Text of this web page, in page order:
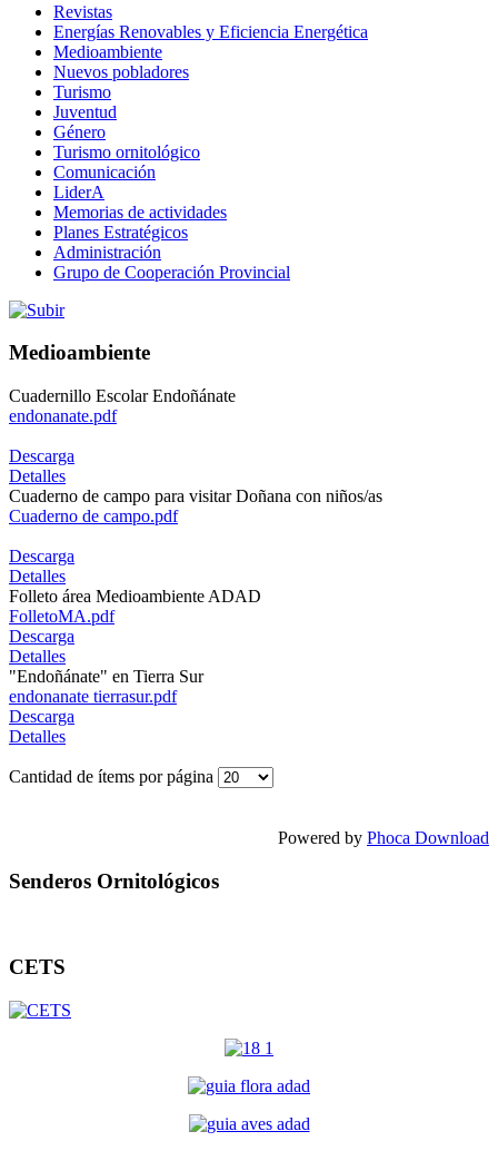
Revistas
Energías Renovables y Eficiencia Energética
Medioambiente
Nuevos pobladores
Turismo
Juventud
Género
Turismo ornitológico
Comunicación
LiderA
Memorias de actividades
Planes Estratégicos
Administración
Grupo de Cooperación Provincial
Medioambiente
Cuadernillo Escolar Endoñánate
endonanate.pdf
Descarga
Detalles
Cuaderno de campo para visitar Doñana con niños/as
Cuaderno de campo.pdf
Descarga
Detalles
Folleto área Medioambiente ADAD
FolletoMA.pdf
Descarga
Detalles
"Endoñánate" en Tierra Sur
endonanate tierrasur.pdf
Descarga
Detalles
Cantidad de ítems por página
Powered by Phoca Download
Senderos Ornitológicos
CETS